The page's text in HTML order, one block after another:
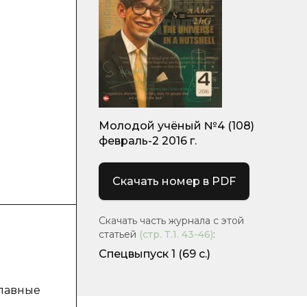
Молодой учёный №4 (108)
февраль-2 2016 г.
Скачать номер в PDF
Скачать часть журнала с этой
статьей (стр. Т.1. 43-46):
Спецвыпуск 1 (69 с.)